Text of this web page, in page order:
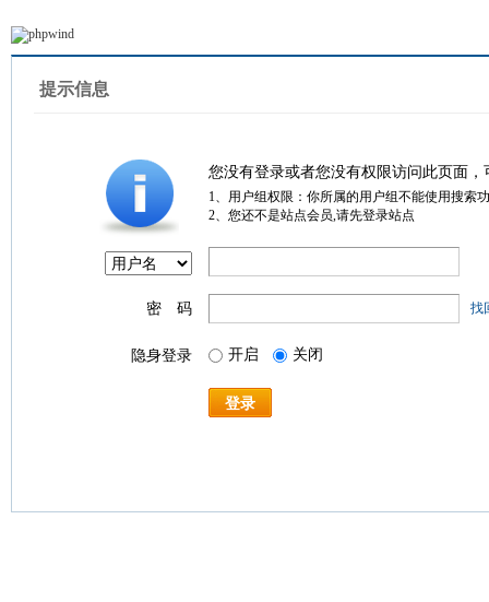
提示信息
您没有登录或者您没有权限访问此页面
1、用户组权限：你所属的用户组不能使用搜索
2、您还不是站点会员,请先登录站点
密 码 找
隐身登录 开启 关闭
登录